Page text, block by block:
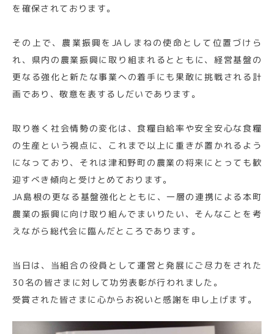
を確保されております。
その上で、農業振興をJAしまねの使命として位置づけら
れ、県内の農業振興に取り組まれるとともに、経営基盤の
更なる強化と新たな事業への着手にも果敢に挑戦される計
画であり、敬意を表するしだいであります。
取り巻く社会情勢の変化は、食糧自給率や安全安心な食糧
の生産という視点に、これまで以上に重きが置かれるよう
になっており、それは津和野町の農業の将来にとっても歓
迎すべき傾向と受けとめております。
JA島根の更なる基盤強化とともに、一層の連携による本町
農業の振興に向け取り組んでまいりたい、そんなことを考
えながら総代会に臨んだところであります。
当日は、当組合の役員として運営と発展にご尽力をされた
30名の皆さまに対して功労表彰が行われました。
受賞された皆さまに心からお祝いと感謝を申し上げます。